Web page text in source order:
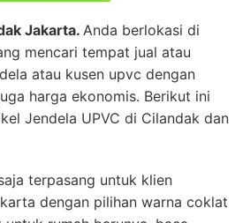
Jakarta. Anda berlokasi di
mencari tempat jual atau
atau kusen upvc dengan
harga ekonomis. Berikut ini
Jendela UPVC di Cilandak dan
terpasang untuk klien
dengan pilihan warna coklat